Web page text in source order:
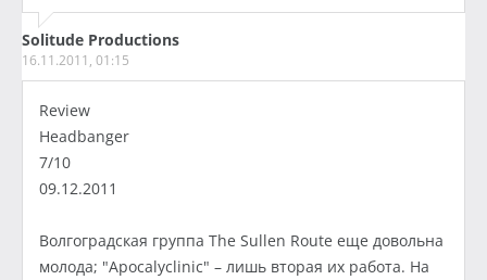
Solitude Productions
16.11.2011, 01:15
Review
Headbanger
7/10
09.12.2011
Волгоградская группа The Sullen Route еще довольна
молода; "Apocalyclinic" – лишь вторая их работа. На